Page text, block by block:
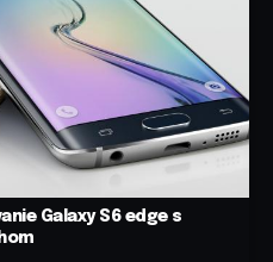
Galaxy S6 edge s